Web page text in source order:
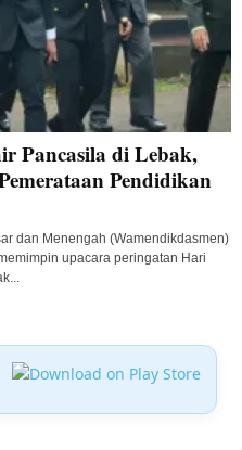
Pancasila di Lebak,
Pendidikan
dan Menengah (Wamendikdasmen)
upacara peringatan Hari